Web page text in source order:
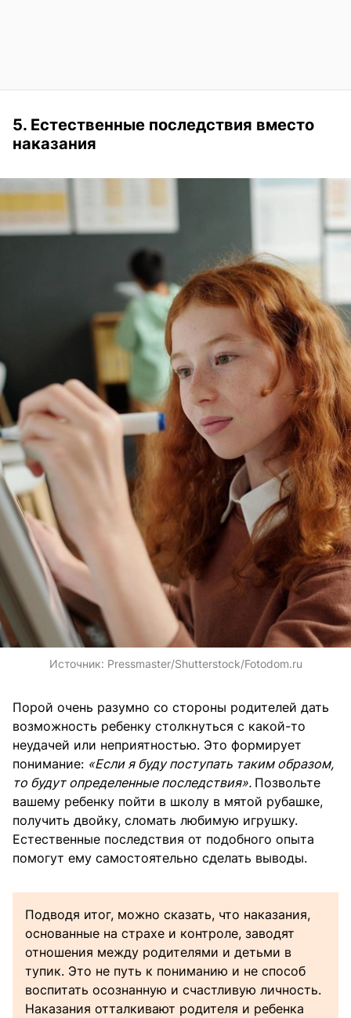
5. Естественные последствия вместо
наказания
Источник: Pressmaster/Shutterstock/Fotodom.ru
Порой очень разумно со стороны родителей дать
возможность ребенку столкнуться с какой-то
неудачей или неприятностью. Это формирует
понимание: «Если я буду поступать таким образом,
то будут определенные последствия». Позвольте
вашему ребенку пойти в школу в мятой рубашке,
получить двойку, сломать любимую игрушку.
Естественные последствия от подобного опыта
помогут ему самостоятельно сделать выводы.
Подводя итог, можно сказать, что наказания,
основанные на страхе и контроле, заводят
отношения между родителями и детьми в
тупик. Это не путь к пониманию и не способ
воспитать осознанную и счастливую личность.
Наказания отталкивают родителя и ребенка